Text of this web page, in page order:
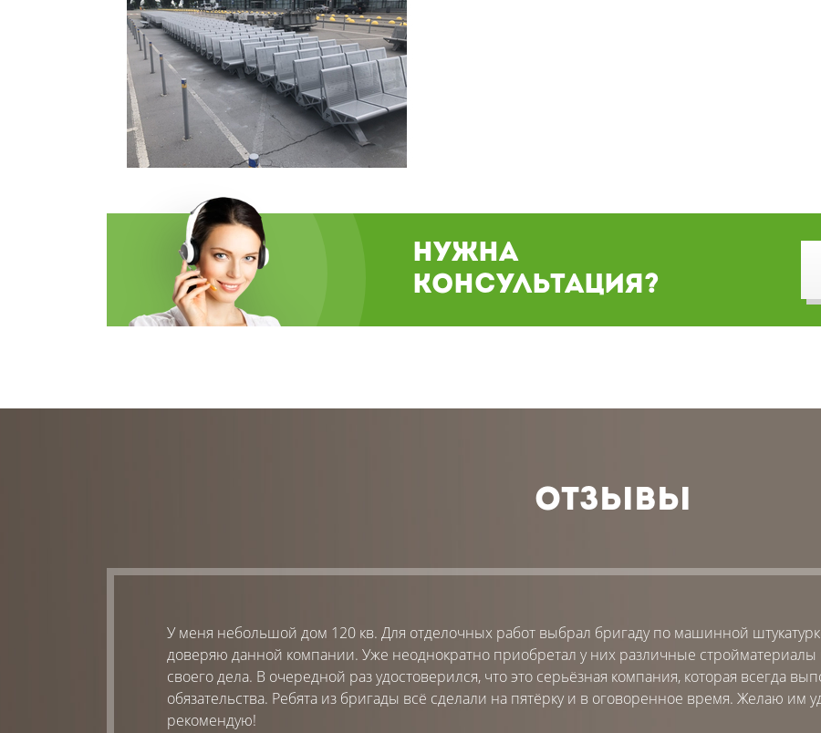
Нужна
консультация?
ОТЗЫВЫ
У меня небольшой дом 120 кв. Для отделочных работ выбрал бригаду по машинной
доверяю данной компании. Уже неоднократно приобретал у них различные стройматериалы
своего дела. В очередной раз удостоверился, что это серьёзная компания, которая всегда
обязательства. Ребята из бригады всё сделали на пятёрку и в оговоренное время. Желаю
рекомендую!